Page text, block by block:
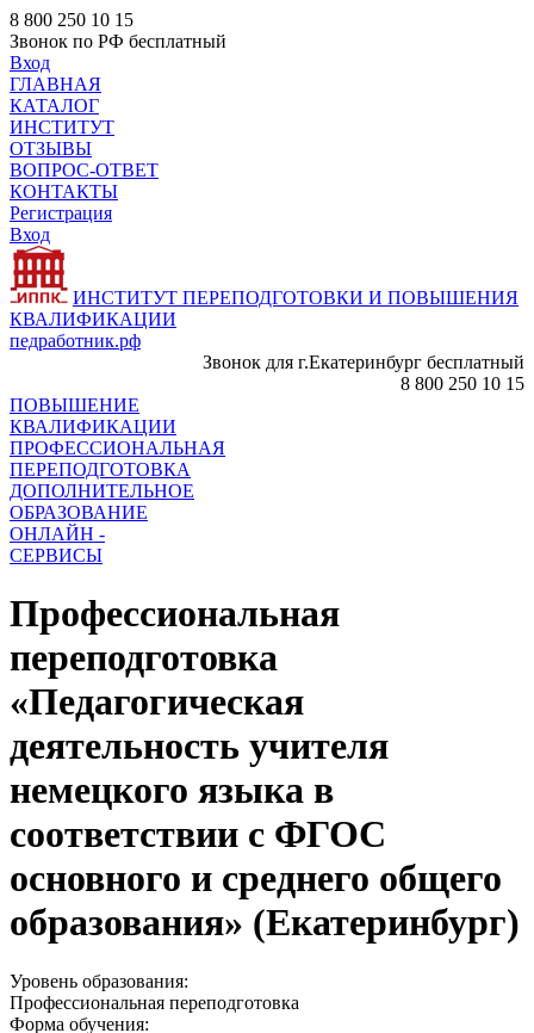
8 800 250 10 15
Звонок по РФ бесплатный
Вход
ГЛАВНАЯ
КАТАЛОГ
ИНСТИТУТ
ОТЗЫВЫ
ВОПРОС-ОТВЕТ
КОНТАКТЫ
Регистрация
Вход
ИНСТИТУТ ПЕРЕПОДГОТОВКИ И ПОВЫШЕНИЯ
КВАЛИФИКАЦИИ
педработник.рф
Звонок для г.Екатеринбург бесплатный
8 800 250 10 15
ПОВЫШЕНИЕ
КВАЛИФИКАЦИИ
ПРОФЕССИОНАЛЬНАЯ
ПЕРЕПОДГОТОВКА
ДОПОЛНИТЕЛЬНОЕ
ОБРАЗОВАНИЕ
ОНЛАЙН -
СЕРВИСЫ
Профессиональная
переподготовка
«Педагогическая
деятельность учителя
немецкого языка в
соответствии с ФГОС
основного и среднего общего
образования» (Екатеринбург)
Уровень образования:
Профессиональная переподготовка
Форма обучения: